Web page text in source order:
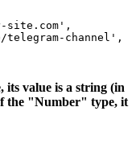
site.com',
telegram-channel',
value is a string (in
the "Number" type, it